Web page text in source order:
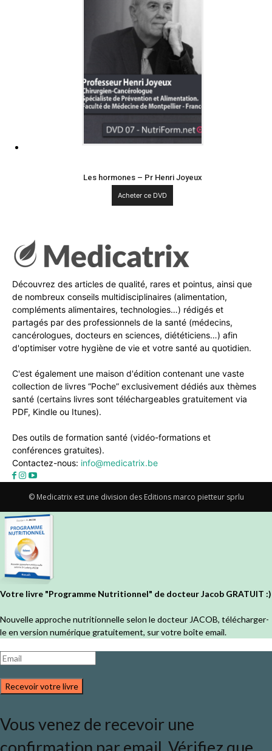
Les hormones – Pr Henri Joyeux
Acheter ce DVD
Découvrez des articles de qualité, rares et pointus, ainsi que
de nombreux conseils multidisciplinaires (alimentation,
compléments alimentaires, technologies…) rédigés et
partagés par des professionnels de la santé (médecins,
cancérologues, docteurs en sciences, diététiciens…) afin
d'optimiser votre hygiène de vie et votre santé au quotidien.
C'est également une maison d'édition contenant une vaste
collection de livres “Poche” exclusivement dédiés aux thèmes
santé (certains livres sont téléchargeables gratuitement via
PDF, Kindle ou Itunes).
Des outils de formation santé (vidéo-formations et
conférences gratuites).
Contactez-nous: info@medicatrix.be
© Medicatrix est une division des Editions marco pietteur sprlu
Votre livre "Programme Nutritionnel" de docteur Jacob GRATUIT :)
Nouvelle approche nutritionnelle selon le docteur JACOB, télécharger-
le en version numérique gratuitement, sur votre boîte email.
Recevoir votre livre
Vous venez de recevoir une
confirmation par email. Vérifiez que